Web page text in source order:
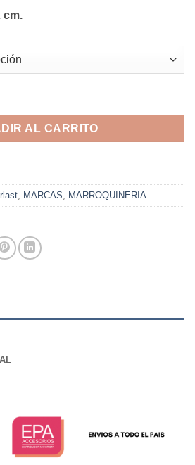
cm.
cantidad
AL CARRITO
MARCAS MARROQUINERIA